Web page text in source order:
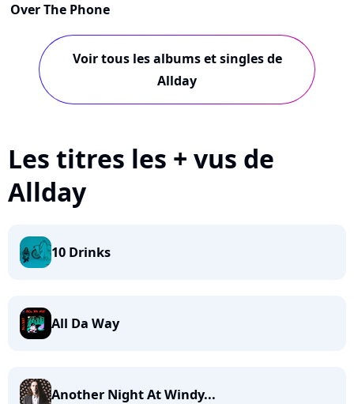
Over The Phone
Voir tous les albums et singles de
Allday
Les titres les + vus de
Allday
10 Drinks
All Da Way
Another Night At Windy...